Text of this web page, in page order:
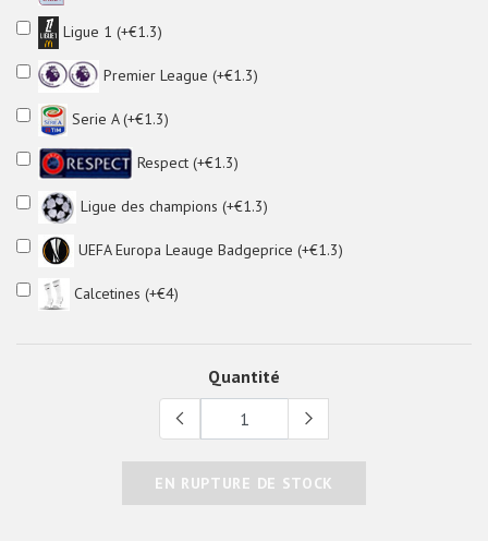
Ligue 1 (+€1.3)
Premier League (+€1.3)
Serie A (+€1.3)
Respect (+€1.3)
Ligue des champions (+€1.3)
UEFA Europa Leauge Badgeprice (+€1.3)
Calcetines (+€4)
Quantité
EN RUPTURE DE STOCK